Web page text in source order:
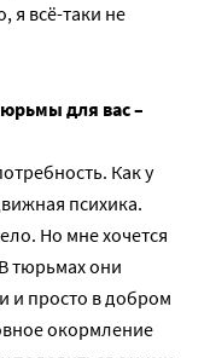
я всё-таки не
для вас –
Как у
психика.
Но мне хочется
тюрьмах они
и просто в добром
окормление